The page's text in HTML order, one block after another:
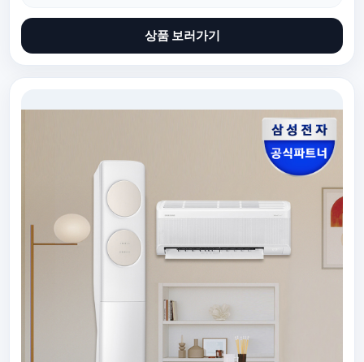
상품 보러가기